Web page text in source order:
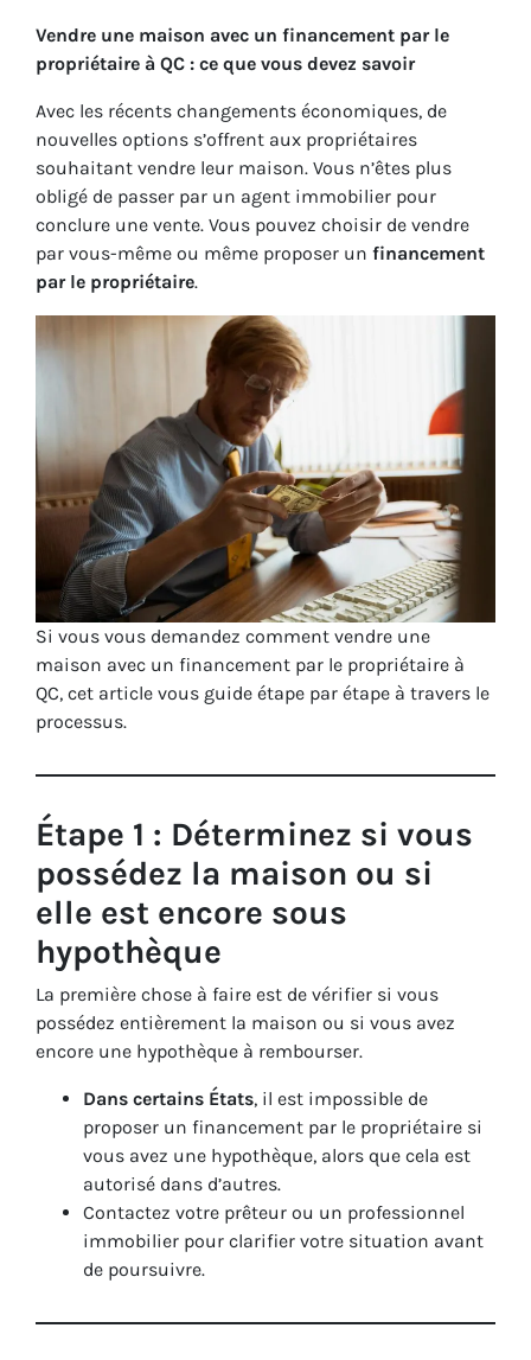
Vendre une maison avec un financement par le
propriétaire à QC : ce que vous devez savoir
Avec les récents changements économiques, de
nouvelles options s’offrent aux propriétaires
souhaitant vendre leur maison. Vous n’êtes plus
obligé de passer par un agent immobilier pour
conclure une vente. Vous pouvez choisir de vendre
par vous-même ou même proposer un financement
par le propriétaire.
Si vous vous demandez comment vendre une
maison avec un financement par le propriétaire à
QC, cet article vous guide étape par étape à travers le
processus.
Étape 1 : Déterminez si vous
possédez la maison ou si
elle est encore sous
hypothèque
La première chose à faire est de vérifier si vous
possédez entièrement la maison ou si vous avez
encore une hypothèque à rembourser.
Dans certains États, il est impossible de
proposer un financement par le propriétaire si
vous avez une hypothèque, alors que cela est
autorisé dans d’autres.
Contactez votre prêteur ou un professionnel
immobilier pour clarifier votre situation avant
de poursuivre.